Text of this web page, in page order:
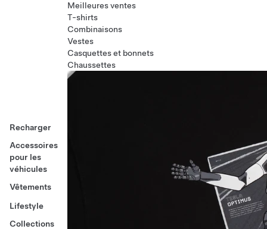
Recharger
Accessoires
pour les
véhicules
Vêtements
Lifestyle
Collections
Meilleures ventes
T-shirts
Combinaisons
Vestes
Casquettes et bonnets
Chaussettes